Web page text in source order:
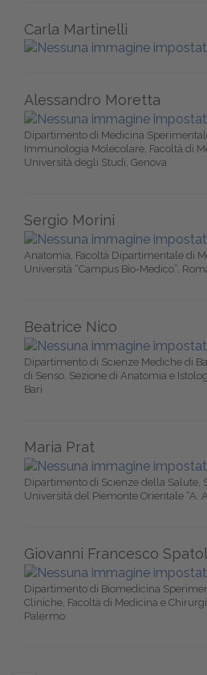
Carla Martinelli
Alessandro Moretta
Dipartimento di Medicina
Immunologia Molecolare, Facoltà di
Università degli Studi, Genova
Sergio Morini
Anatomia, Facoltà Dipartimentale di
Università “Campus Bio-Medico”,
Beatrice Nico
Dipartimento di Scienze Mediche di
di Senso, Sezione di Anatomia e
Bari
Maria Prat
Dipartimento di Scienze della Salute,
Università del Piemonte Orientale “A.
Giovanni Francesco
Dipartimento di Biomedicina
Cliniche, Facoltà di Medicina e
Palermo